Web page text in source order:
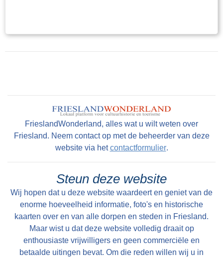
sittende knoppen yndrukke om de pont farre te
litten. Nei inkelde sekonden fart de pont. Mar
FrieslandWonderland, alles wat u wilt weten over
Friesland. Neem contact op met de beheerder van deze
website via hetcontactformulier.
Steun deze website
Wij hopen dat u deze website waardeert en geniet van de
enorme hoeveelheid informatie, foto's en historische
kaarten over en van alle dorpen en steden in Friesland.
Maar wist u dat deze website volledig draait op
enthousiaste vrijwilligers en geen commerciële en
betaalde uitingen bevat. Om die reden willen wij u in